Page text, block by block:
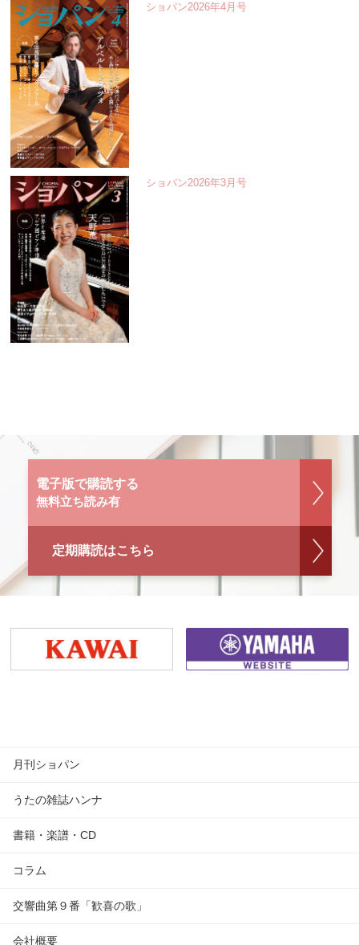
ショパン2026年4月号
ショパン2026年3月号
電子版で購読する
無料立ち読み有
定期購読はこちら
月刊ショパン
うたの雑誌ハンナ
書籍・楽譜・CD
コラム
交響曲第９番「歓喜の歌」
会社概要